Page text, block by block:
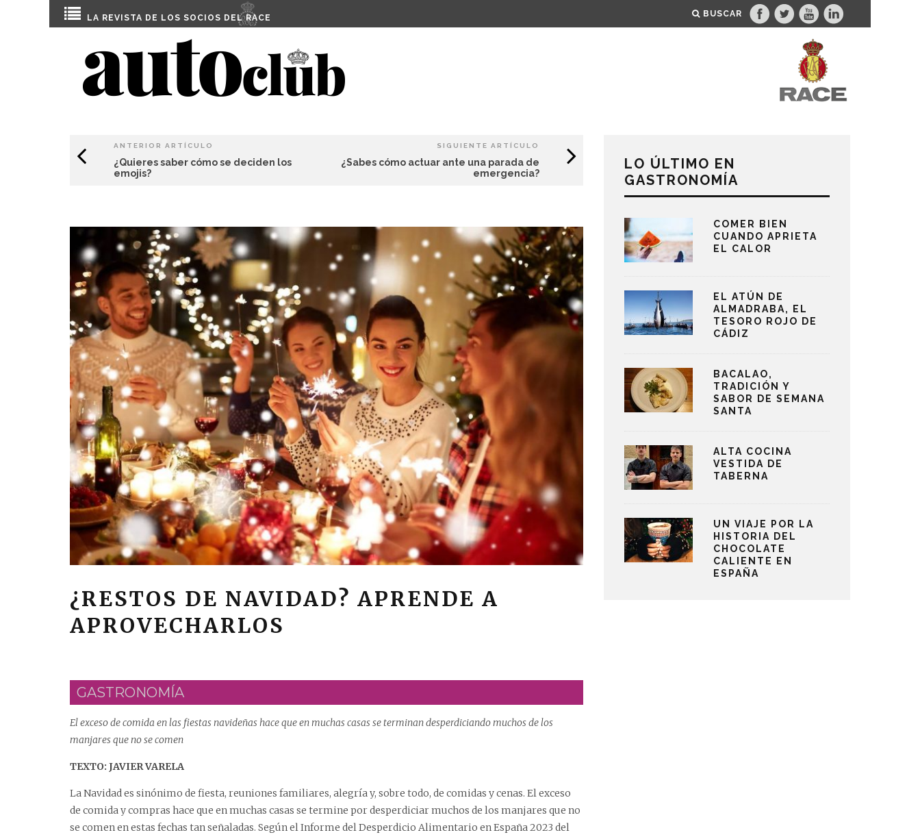
LA REVISTA DE LOS SOCIOS DEL RACE BUSCAR
ANTERIOR ARTÍCULO
¿Quieres saber cómo se deciden los
emojis?
SIGUIENTE ARTÍCULO
¿Sabes cómo actuar ante una parada de
emergencia?
¿RESTOS DE NAVIDAD? APRENDE A
APROVECHARLOS
GASTRONOMÍA
El exceso de comida en las fiestas navideñas hace que en muchas casas se terminan desperdiciando muchos de los
manjares que no se comen
TEXTO: JAVIER VARELA
La Navidad es sinónimo de fiesta, reuniones familiares, alegría y, sobre todo, de comidas y cenas. El exceso
de comida y compras hace que en muchas casas se termine por desperdiciar muchos de los manjares que no
se comen en estas fechas tan señaladas. Según el Informe del Desperdicio Alimentario en España 2023 del
LO ÚLTIMO EN
GASTRONOMÍA
COMER BIEN
CUANDO APRIETA
EL CALOR
EL ATÚN DE
ALMADRABA, EL
TESORO ROJO DE
CÁDIZ
BACALAO,
TRADICIÓN Y
SABOR DE SEMANA
SANTA
ALTA COCINA
VESTIDA DE
TABERNA
UN VIAJE POR LA
HISTORIA DEL
CHOCOLATE
CALIENTE EN
ESPAÑA